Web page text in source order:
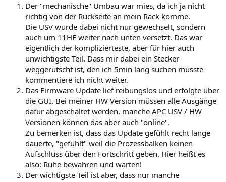
Der "mechanische" Umbau war mies, da ich ja nicht
richtig von der Rückseite an mein Rack komme.
Die USV wurde dabei nicht nur gewechselt, sondern
auch um 11HE weiter nach unten versetzt. Das war
eigentlich der komplizierteste, aber für hier auch
unwichtigste Teil. Dass mir dabei ein Stecker
weggerutscht ist, den ich 5min lang suchen musste
kommentiere ich nicht weiter.
Das Firmware Update lief reibungslos und erfolgte über
die GUI. Bei meiner HW Version müssen alle Ausgänge
dafür abgeschaltet werden, manche APC USV / HW
Versionen können das aber auch "online".
Zu bemerken ist, dass das Update gefühlt recht lange
dauerte, "gefühlt" weil die Prozessbalken keinen
Aufschluss über den Fortschritt geben. Hier heißt es
also: Ruhe bewahren und warten!
Der wichtigste Teil ist aber, dass nur manche